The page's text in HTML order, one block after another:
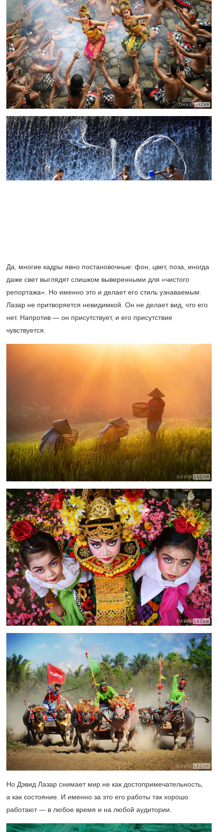
Да, многие кадры явно постановочные: фон, цвет, поза, иногда
даже свет выглядят слишком выверенными для «чистого
репортажа». Но именно это и делает его стиль узнаваемым.
Лазар не притворяется невидимкой. Он не делает вид, что его
нет. Напротив — он присутствует, и его присутствие
чувствуется.
Но Дэвид Лазар снимает мир не как достопримечательность,
а как состояние. И именно за это его работы так хорошо
работают — в любое время и на любой аудитории.